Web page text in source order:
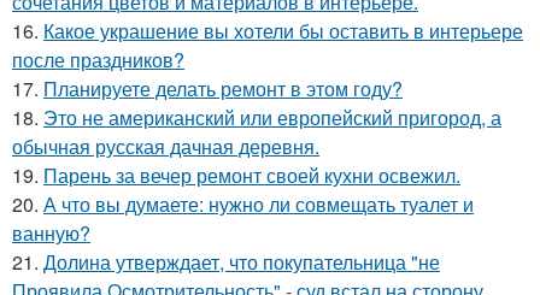
16. Какое украшение вы хотели бы оставить в интерьере
после праздников?
17. Планируете делать ремонт в этом году?
18. Это не американский или европейский пригород, а
обычная русская дачная деревня.
19. Парень за вечер ремонт своей кухни освежил.
20. А что вы думаете: нужно ли совмещать туалет и
ванную?
21. Долина утверждает, что покупательница "не